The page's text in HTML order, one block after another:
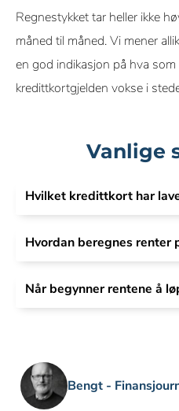
Regnestykket tar heller ikke
måned til måned. Vi mener
en god indikasjon på hva
kredittkortgjelden vokse i
Vanlige
Hvilket kredittkort har
Hvordan beregnes renter
Når begynner rentene å
Bengt -